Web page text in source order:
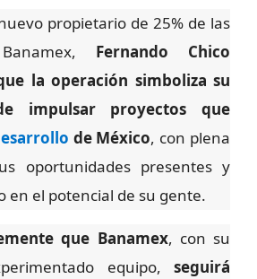
propietario de 25% de las
Fernando Chico
la operación simboliza su
impulsar proyectos que
de México, con plena
oportunidades presentes y
en el potencial de su gente.
que Banamex, con su
equipo, seguirá